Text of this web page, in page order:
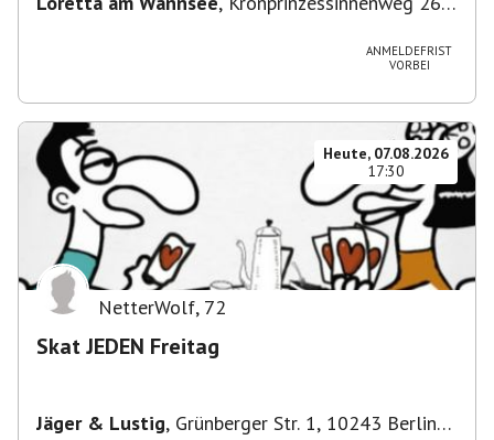
ANMELDEFRIST
VORBEI
Heute, 07.08.2026
17:30
NetterWolf, 72
Skat JEDEN Freitag
Jäger & Lustig, Grünberger Str. 1, 10243 Berlin-